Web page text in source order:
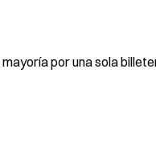
por una sola